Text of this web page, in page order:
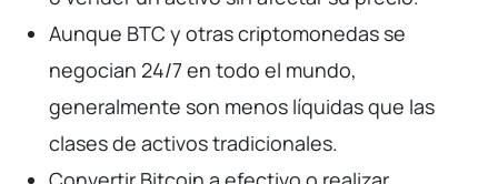
Aunque BTC y otras criptomonedas se
negocian 24/7 en todo el mundo,
generalmente son menos líquidas que las
clases de activos tradicionales.